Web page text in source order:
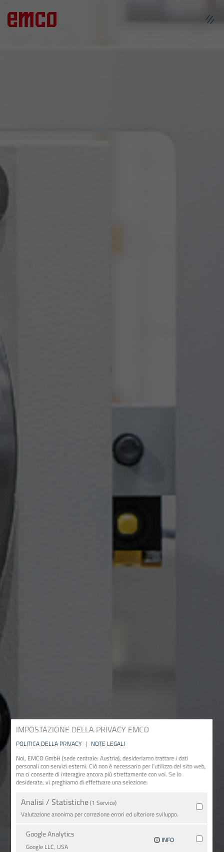
IMPOSTAZIONE DELLA PRIVACY EMCO
POLITICA DELLA PRIVACY | NOTE LEGALI
Noi, EMCO GmbH (sede centrale: Austria), desideriamo trattare i dati
personali con servizi esterni. Ciò non è necessario per l'utilizzo del sito web,
ma ci consente di interagire ancora più strettamente con voi. Se lo
desiderate, vi preghiamo di effettuare una selezione:
Analisi / Statistiche(1 Service)
Valutazione anonima per correzione errori ed ulteriore sviluppo.
Google Analytics
Google LLC, USA
INFO